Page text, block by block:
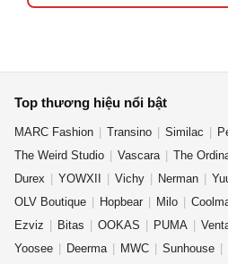
Top thương hiệu nổi bật
MARC Fashion Transino Similac
The Weird Studio
Vascara The
Durex
YOWXII Vichy Nerman
OLV Boutique
Hopbear Milo
Ezviz
Bitas OOKAS PUMA
Yoosee
Deerma MWC Sunhouse